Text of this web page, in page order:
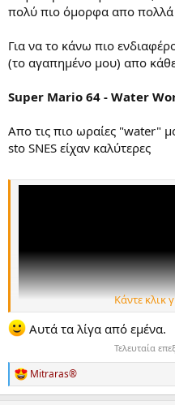
η
ς
πολύ πιο όμορφα απο πολλά
Για να το κάνω πιο
(το αγαπημένο μου) απο
Super Mario 64 - Water
Απο τις πιο ωραίες "water"
sto SNES είχαν καλύτερες
Κάντε κλικ
Αυτά τα λίγα από εμένα.
Τελευταία
R
e
Mitraras®